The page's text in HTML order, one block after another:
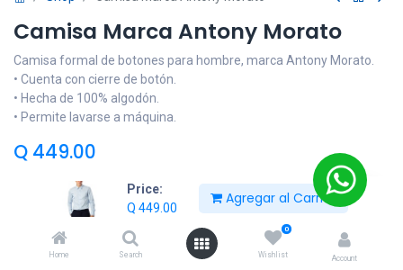
Price:
Q 449.00
Agregar al Carrito
Home Search
0
Wishlist Account
Camisa Marca Antony Morato
Camisa formal de botones para hombre, marca Antony Morato.
• Cuenta con cierre de botón.
• Hecha de 100% algodón.
• Permite lavarse a máquina.
Q 449.00
Celeste Grigio